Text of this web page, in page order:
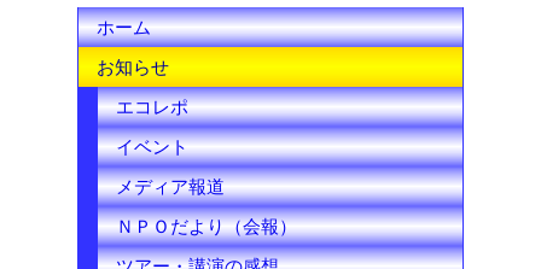
a
n
e
l
ホーム
お知らせ
エコレポ
イベント
メディア報道
ＮＰＯだより（会報）